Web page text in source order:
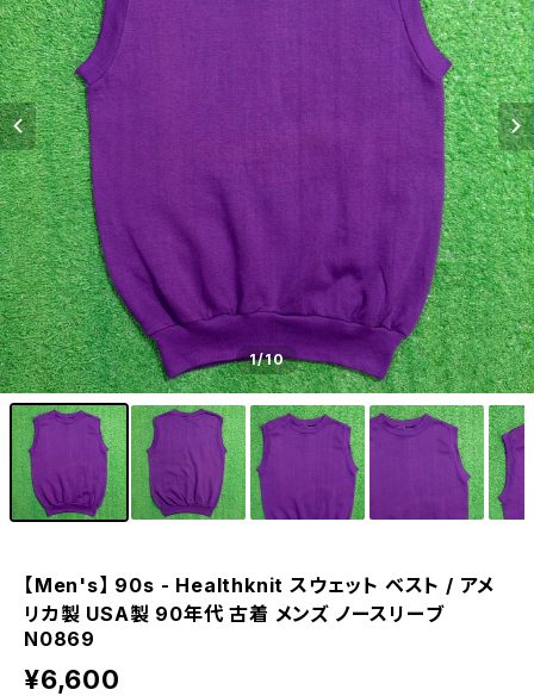
1/10
【Men's】 90s - Healthknit スウェット ベスト / アメ
リカ製 USA製 90年代 古着 メンズ ノースリーブ
N0869
¥6,600